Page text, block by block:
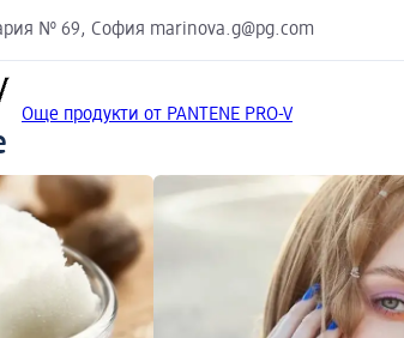
№ 69, София marinova.g@pg.com
Още продукти от PANTENE PRO-V